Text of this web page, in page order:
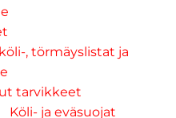
, törmäyslistat ja
tarvikkeet
Köli- ja eväsuojat